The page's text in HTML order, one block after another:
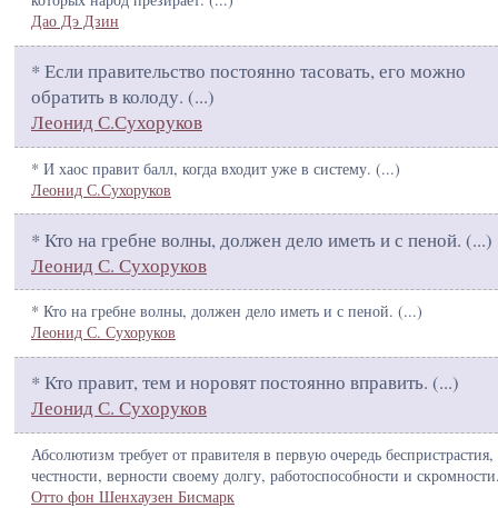
Дао Дэ Дзин
* Если правительство постоянно тасовать, его можно
обратить в колоду. (...)
Леонид С.Сухоруков
* И хаос правит балл, когда входит уже в систему. (...)
Леонид С.Сухоруков
* Кто на гребне волны, должен дело иметь и с пеной. (...)
Леонид С. Сухоруков
* Кто на гребне волны, должен дело иметь и с пеной. (...)
Леонид С. Сухоруков
* Кто правит, тем и норовят постоянно вправить. (...)
Леонид С. Сухоруков
Абсолютизм требует от правителя в первую очередь беспристрастия,
честности, верности своему долгу, работоспособности и
Отто фон Шенхаузен Бисмарк